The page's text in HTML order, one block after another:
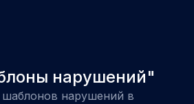
нарушений"
нарушений в